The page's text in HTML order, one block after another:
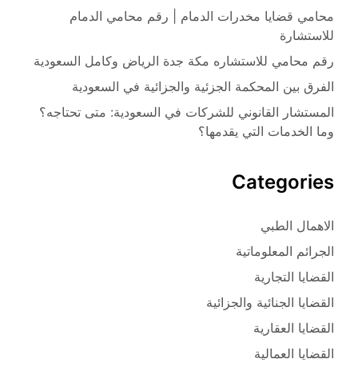
محامي قضايا مخدرات الدمام | رقم محامي الدمام
للاستشارة
رقم محامي للاستشاره مكة جدة الرياض وكامل السعودية
الفرق بين المحكمة الجزئية والجزائية في السعودية
المستشار القانوني للشركات في السعودية: متى تحتاجه؟
وما الخدمات التي يقدمها؟
Categories
الاهمال الطبي
الجرائم المعلوماتية
القضايا التجارية
القضايا الجنائية والجزائية
القضايا العقارية
القضايا العمالية